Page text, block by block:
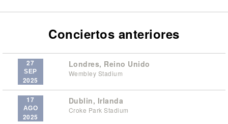
Conciertos anteriores
27
SEP
2025
Londres, Reino Unido
Wembley Stadium
17
AGO
2025
Dublin, Irlanda
Croke Park Stadium